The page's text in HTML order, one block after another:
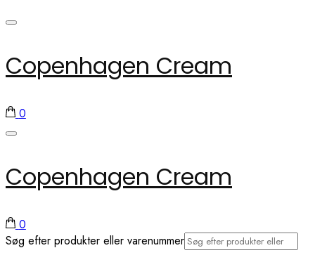
Copenhagen Cream
0
Copenhagen Cream
0
Søg efter produkter eller varenummer